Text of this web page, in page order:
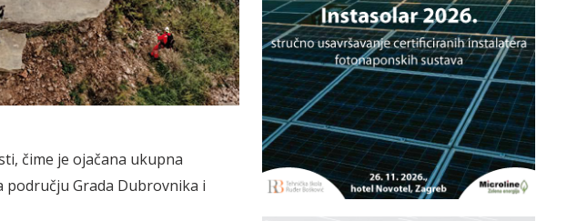
čime je ojačana ukupna
Grada Dubrovnika i